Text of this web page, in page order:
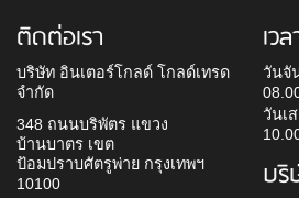
ติดต่อเรา
บริษัท อินเตอร์โกลด์ โกลด์เทรด
จำกัด
348 ถนนบริพัตร แขวง
บ้านบาตร เขต
ป้อมปราบศัตรูพ่าย กรุงเทพฯ
10100
เว
วันจั
วันเ
บริ